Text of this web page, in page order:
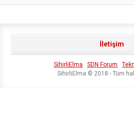
İletişim
SihirliElma SDN Forum
SihirliElma © 2018 - Tüm